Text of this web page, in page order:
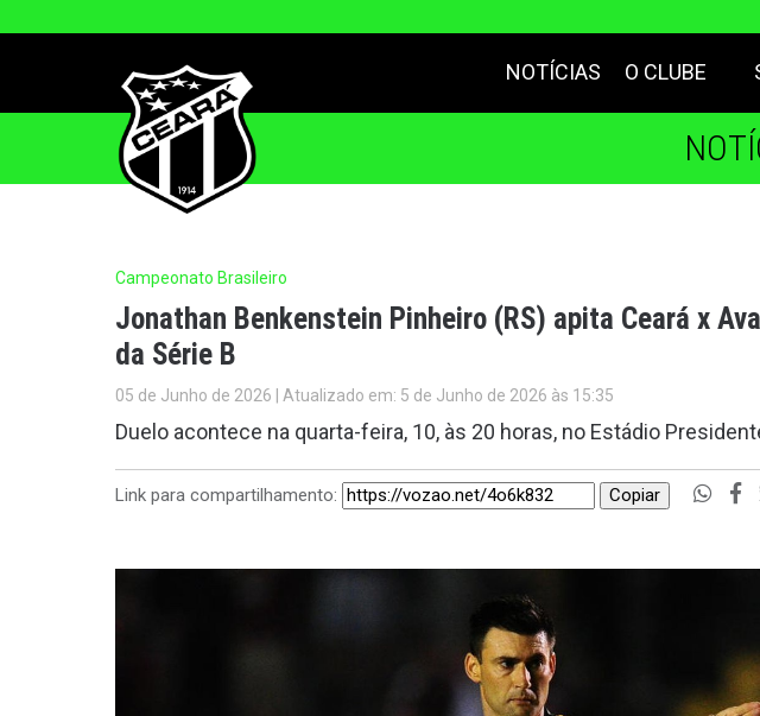
NOTÍCIAS O CLUBE
Campeonato Brasileiro
Jonathan Benkenstein Pinheiro (RS) apita Ceará x
da Série B
05 de Junho de 2026 | Atualizado em: 5 de Junho de 2026 às 15:35
Duelo acontece na quarta-feira, 10, às 20 horas, no Estádio
Link para compartilhamento: Copiar